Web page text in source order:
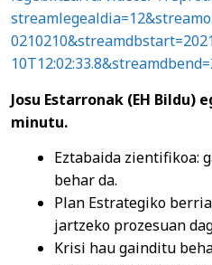
Josu Estarronak (EH Bildu)
minutu.
Eztabaida zientifikoa:
behar da.
Plan Estrategiko
jartzeko prozesuan
Krisi hau gainditu